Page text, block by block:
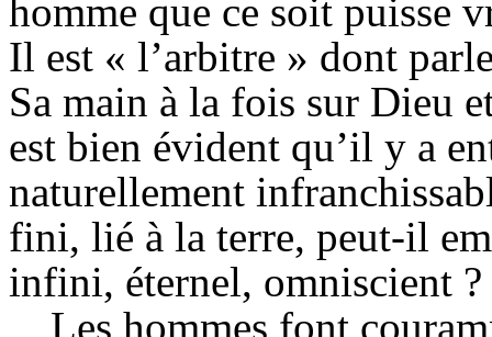
homme que ce soit puisse
Il est « l’arbitre » dont
Sa main à la fois sur Dieu
est bien évident qu’il y a
naturellement
fini, lié à la terre, peut-il
infini, éternel, omniscient ?
Les hommes font